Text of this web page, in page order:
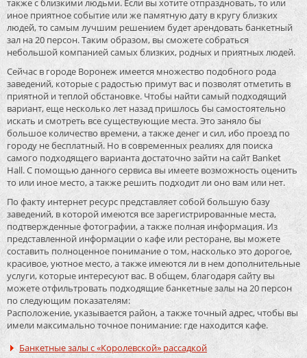
иное приятное событие или же памятную дату в кругу близких
людей, то самым лучшим решением будет арендовать банкетный
зал на 20 персон. Таким образом, вы сможете собраться
небольшой компанией самых близких, родных и приятных людей.
Сейчас в городе Воронеж имеется множество подобного рода
заведений, которые с радостью примут вас и позволят отметить в
приятной и теплой обстановке. Чтобы найти самый подходящий
вариант, еще несколько лет назад пришлось бы самостоятельно
искать и смотреть все существующие места. Это заняло бы
большое количество времени, а также денег и сил, ибо проезд по
городу не бесплатный. Но в современных реалиях для поиска
самого подходящего варианта достаточно зайти на сайт Banket
Hall. С помощью данного сервиса вы имеете возможность оценить
то или иное место, а также решить подходит ли оно вам или нет.
По факту интернет ресурс представляет собой большую базу
заведений, в которой имеются все зарегистрированные места,
подтвержденные фотографии, а также полная информация. Из
представленной информации о кафе или ресторане, вы можете
составить полноценное понимание о том, насколько это дорогое,
красивое, уютное место, а также имеются ли в нем дополнительные
услуги, которые интересуют вас. В общем, благодаря сайту вы
можете отфильтровать подходящие банкетные залы на 20 персон
по следующим показателям:
Расположение, указывается район, а также точный адрес, чтобы вы
имели максимально точное понимание: где находится кафе.
Банкетные залы с «Королевской» рассадкой